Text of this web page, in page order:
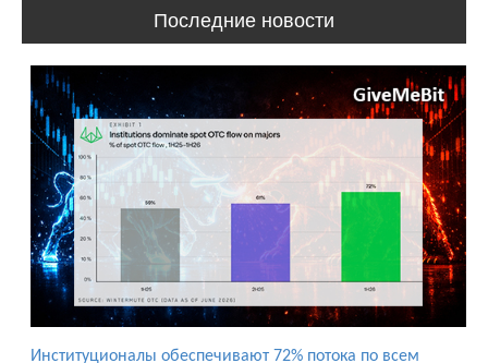
Последние новости
Институционалы обеспечивают 72% потока по всем